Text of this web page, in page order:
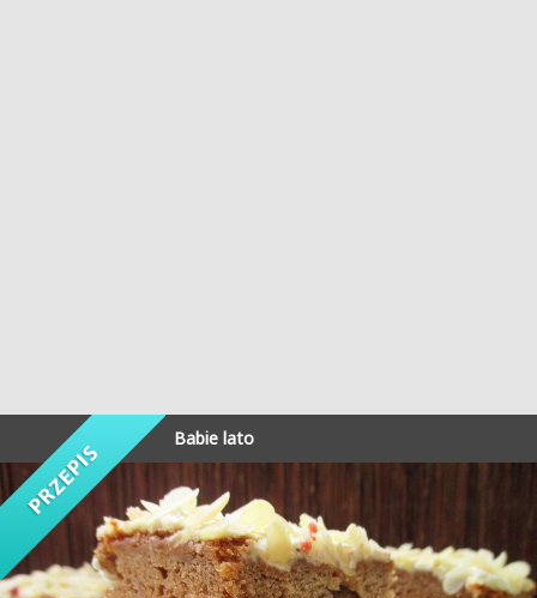
Babie lato